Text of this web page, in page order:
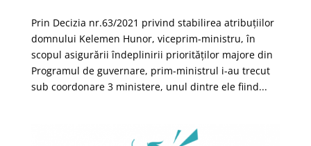
Prin Decizia nr.63/2021 privind stabilirea atribuțiilor
domnului Kelemen Hunor, viceprim-ministru, în
scopul asigurării îndeplinirii priorităților majore din
Programul de guvernare, prim-ministrul i-au trecut
sub coordonare 3 ministere, unul dintre ele fiind...